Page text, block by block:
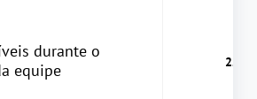
durante o
equipe